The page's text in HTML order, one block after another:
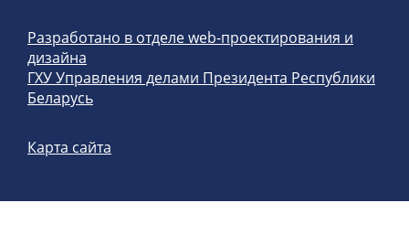
Разработано в отделе web-проектирования и
дизайна
ГХУ Управления делами Президента Республики
Беларусь
Карта сайта